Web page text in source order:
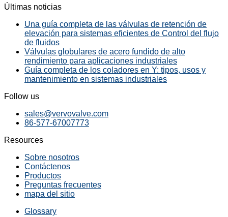
Últimas noticias
Una guía completa de las válvulas de retención de
elevación para sistemas eficientes de Control del flujo
de fluidos
Válvulas globulares de acero fundido de alto
rendimiento para aplicaciones industriales
Guía completa de los coladores en Y: tipos, usos y
mantenimiento en sistemas industriales
Follow us
sales@vervovalve.com
86-577-67007773
Resources
Sobre nosotros
Contáctenos
Productos
Preguntas frecuentes
mapa del sitio
Glossary